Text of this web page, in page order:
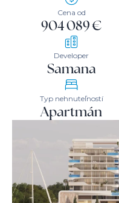
Cena od
904 089 €
Developer
Samana
Typ nehnuteľností
Apartmán